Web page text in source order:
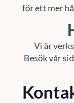
för ett mer
Vi är
Besök vår